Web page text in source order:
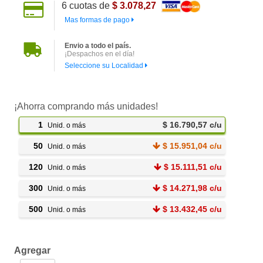
6cuotas de $ 3.078,27
Mas formas de pago
Envio a todo el país.
¡Despachos en el día!
Seleccione su Localidad
¡Ahorra comprando más unidades!
1 Unid. o más $ 16.790,57 c/u
50 Unid. o más $ 15.951,04 c/u
120 Unid. o más $ 15.111,51 c/u
300 Unid. o más $ 14.271,98 c/u
500 Unid. o más $ 13.432,45 c/u
Agregar